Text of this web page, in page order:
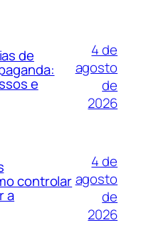
de
e
4 de
agosto
de
2026
controlar
a
4 de
agosto
de
2026